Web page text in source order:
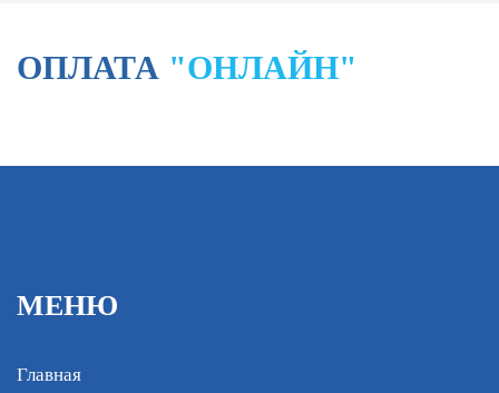
ОПЛАТА "ОНЛАЙН"
МЕНЮ
Главная